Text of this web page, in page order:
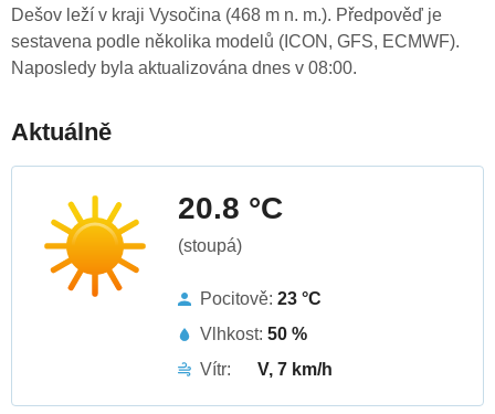
Dešov leží v kraji Vysočina (468 m n. m.). Předpověď je
sestavena podle několika modelů (ICON, GFS, ECMWF).
Naposledy byla aktualizována dnes v 08:00.
Aktuálně
20.8 °C
(stoupá)
Pocitově: 23 °C
Vlhkost: 50 %
Vítr:
V, 7 km/h